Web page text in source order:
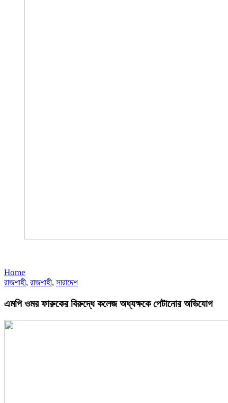
Home
রাজশাহী, রাজশাহী, সারাদেশ
এমপি ওমর ফারুকের বিরুদ্ধে কলেজ অধ্যক্ষকে পেটানোর অভিযোগ